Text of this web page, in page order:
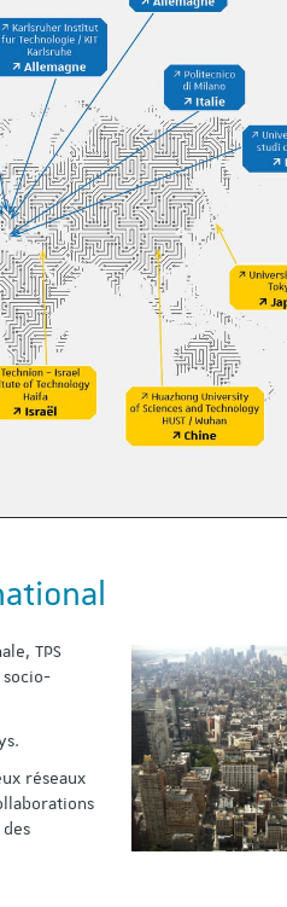
TPS
socio-
réseaux
aux
le
ici
propose une
épreuves
Participez à un Live
préparation aux
11 juin de 18h à 19h30